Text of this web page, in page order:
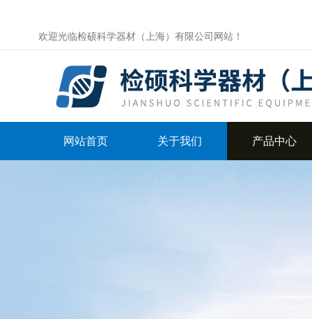
欢迎光临检硕科学器材（上海）有限公司网站！
网站首页 关于我们 产品中心